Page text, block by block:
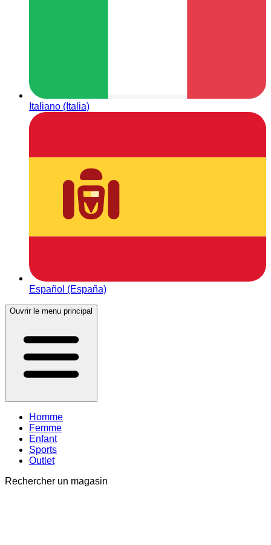
Italiano (Italia)
Español (España)
Ouvrir le menu principal
Homme
Femme
Enfant
Sports
Outlet
Rechercher un magasin